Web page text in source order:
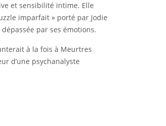
et sensibilité intime. Elle
imparfait » porté par Jodie
par ses émotions.
à la fois à Meurtres
d’une psychanalyste